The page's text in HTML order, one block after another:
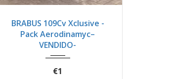
BRABUS 109Cv Xclusive -
Pack Aerodinamyc–
VENDIDO-
€1